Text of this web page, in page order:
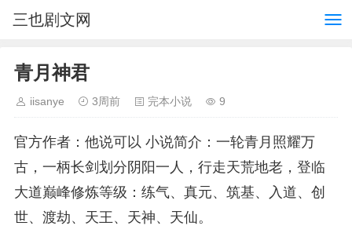
三也剧文网
青月神君
iisanye 3周前 完本小说 9
官方作者：他说可以 小说简介：一轮青月照耀万
古，一柄长剑划分阴阳一人，行走天荒地老，登临
大道巅峰修炼等级：练气、真元、筑基、入道、创
世、渡劫、天王、天神、天仙。